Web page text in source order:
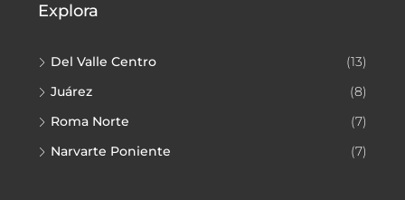
Explora
Del Valle Centro
(13)
Juárez
(8)
Roma Norte
(7)
Narvarte Poniente
(7)